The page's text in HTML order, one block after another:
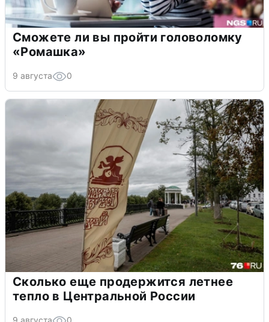
Сможете ли вы пройти головоломку
«Ромашка»
9 августа 0
Сколько еще продержится летнее
тепло в Центральной России
9 августа 0